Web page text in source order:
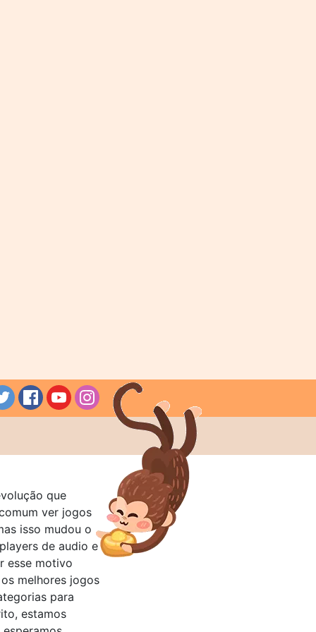
que
ver jogos
isso mudou o
de audio e
esse motivo
melhores jogos
para
estamos